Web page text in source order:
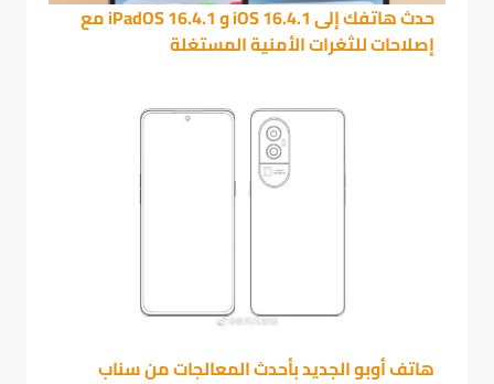
حدث هاتفك إلى iOS 16.4.1 و iPadOS 16.4.1 مع
إصلاحات للثغرات الأمنية المستغلة
هاتف أوبو الجديد بأحدث المعالجات من سناب